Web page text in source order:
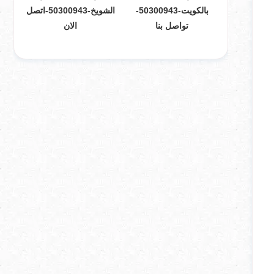
بالكويت-50300943-
تواصل بنا
الشويخ-50300943-اتصل
الان